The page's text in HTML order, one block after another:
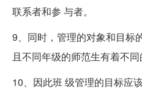
联系者和参 与者。
9、同时，管理的对象和目标
且不同年级的师范生有着不同
10、因此班 级管理的目标应